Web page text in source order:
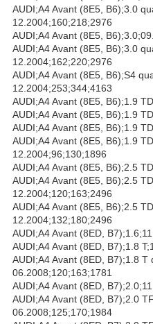
AUDI;A4 Avant (8E5, B6);3.0
12.2004;160;218;2976
AUDI;A4 Avant (8E5,
AUDI;A4 Avant (8E5, B6);3.0
12.2004;162;220;2976
AUDI;A4 Avant (8E5, B6);S4
12.2004;253;344;4163
AUDI;A4 Avant (8E5, B6);1.9
AUDI;A4 Avant (8E5, B6);1.9
AUDI;A4 Avant (8E5, B6);1.9
AUDI;A4 Avant (8E5, B6);1.9
12.2004;96;130;1896
AUDI;A4 Avant (8E5, B6);2.5
AUDI;A4 Avant (8E5, B6);2.5
12.2004;120;163;2496
AUDI;A4 Avant (8E5, B6);2.5
12.2004;132;180;2496
AUDI;A4 Avant (8ED,
AUDI;A4 Avant (8ED, B7);1.8
AUDI;A4 Avant (8ED, B7);1.8 T
06.2008;120;163;1781
AUDI;A4 Avant (8ED,
AUDI;A4 Avant (8ED, B7);2.0
06.2008;125;170;1984